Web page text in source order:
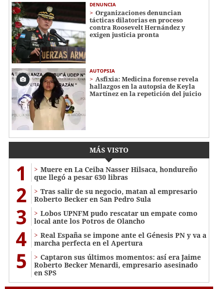
DENUNCIA
Organizaciones denuncian
tácticas dilatorias en proceso
contra Roosevelt Hernández y
exigen justicia pronta
AUTOPSIA
Asfixia: Medicina forense revela
hallazgos en la autopsia de Keyla
Martínez en la repetición del juicio
MÁS VISTO
1
Muere en La Ceiba Nasser Hilsaca, hondureño
que llegó a pesar 630 libras
2
Tras salir de su negocio, matan al empresario
Roberto Becker en San Pedro Sula
3
Lobos UPNFM pudo rescatar un empate como
local ante los Potros de Olancho
4
Real España se impone ante el Génesis PN y va a
marcha perfecta en el Apertura
5
Captaron sus últimos momentos: así era Jaime
Roberto Becker Menardi​​​, empresario asesinado
en SPS